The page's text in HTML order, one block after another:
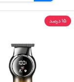
۱۵ درصد